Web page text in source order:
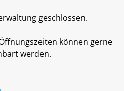
geschlossen.
können gerne
werden.